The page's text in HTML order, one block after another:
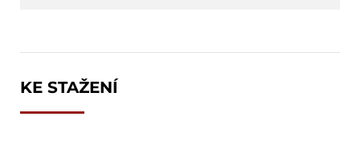
KE STAŽENÍ